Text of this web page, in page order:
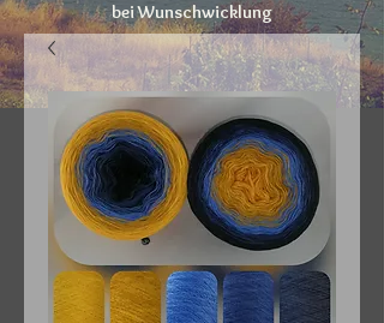
bei Wunschwicklung